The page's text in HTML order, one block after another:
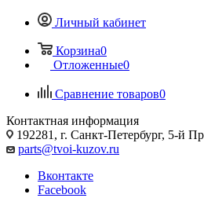
Личный кабинет
Корзина0
Отложенные0
Сравнение товаров0
Контактная информация
192281, г. Санкт-Петербург, 5-й
parts@tvoi-kuzov.ru
Вконтакте
Facebook